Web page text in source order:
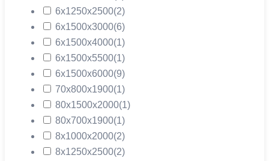
6х1250х2500(2)
6х1500х3000(6)
6х1500х4000(1)
6х1500х5500(1)
6х1500х6000(9)
70х800х1900(1)
80х1500х2000(1)
80х700х1900(1)
8х1000х2000(2)
8х1250х2500(2)